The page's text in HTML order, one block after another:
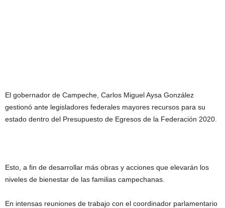
El gobernador de Campeche, Carlos Miguel Aysa González
gestionó ante legisladores federales mayores recursos para su
estado dentro del Presupuesto de Egresos de la Federación 2020.
Esto, a fin de desarrollar más obras y acciones que elevarán los
niveles de bienestar de las familias campechanas.
En intensas reuniones de trabajo con el coordinador parlamentario